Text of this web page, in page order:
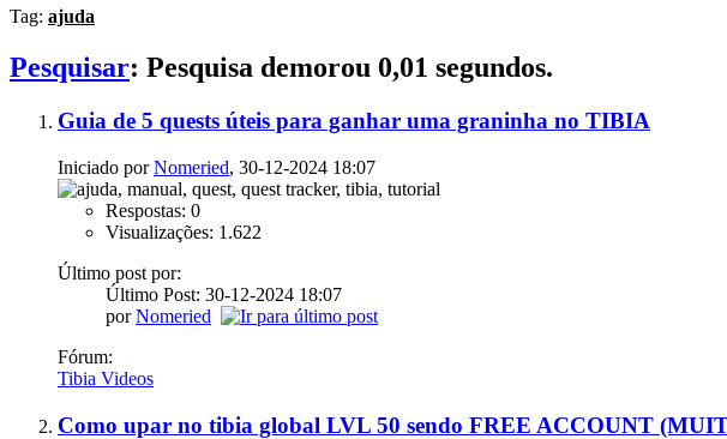
Tag: ajuda
Pesquisar: Pesquisa demorou 0,01 segundos.
Guia de 5 quests úteis para ganhar uma graninha no TIBIA
Iniciado porNomeried, 30-12-2024 18:07
Respostas: 0
Visualizações: 1.622
Último post por:
Último Post: 30-12-2024 18:07
porNomeried
Fórum:
Tibia Videos
Como upar no tibia global LVL 50 sendo FREE ACCOUNT